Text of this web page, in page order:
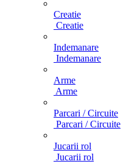
Creatie
Creatie
Indemanare
Indemanare
Arme
Arme
Parcari / Circuite
Parcari / Circuite
Jucarii rol
Jucarii rol